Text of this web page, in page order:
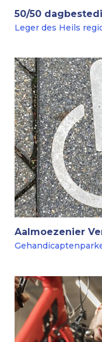
50/50
Leger des Heils
Aalmoezenier